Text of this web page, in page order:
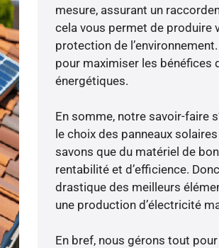
mesure, assurant un
cela vous permet de produire
protection de
pour maximiser les bénéfices
énergétiques.
En somme, notre savoir-faire
le choix des panneaux
savons que du matériel de
rentabilité et d’efficience.
drastique des meilleurs
une production d’électricité
En bref, nous gérons tout